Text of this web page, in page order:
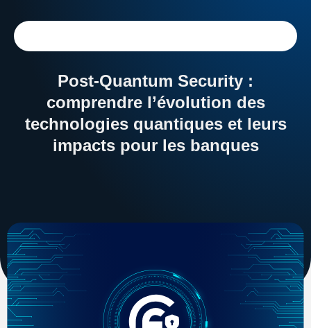
Dossiers Services
Post-Quantum Security :
comprendre l’évolution des
technologies quantiques et leurs
impacts pour les banques